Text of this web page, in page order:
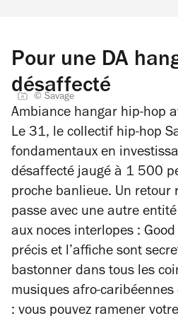
Pour une DA
désaffecté
© Savage
Ambiance hangar hip-hop
Le 31, le collectif hip-hop
fondamentaux en
désaffecté jaugé à 1 500
proche banlieue. Un retour
passe avec une autre
aux noces interlopes :
précis et l’affiche sont
bastonner dans tous les
musiques afro-
: vous pouvez ramener